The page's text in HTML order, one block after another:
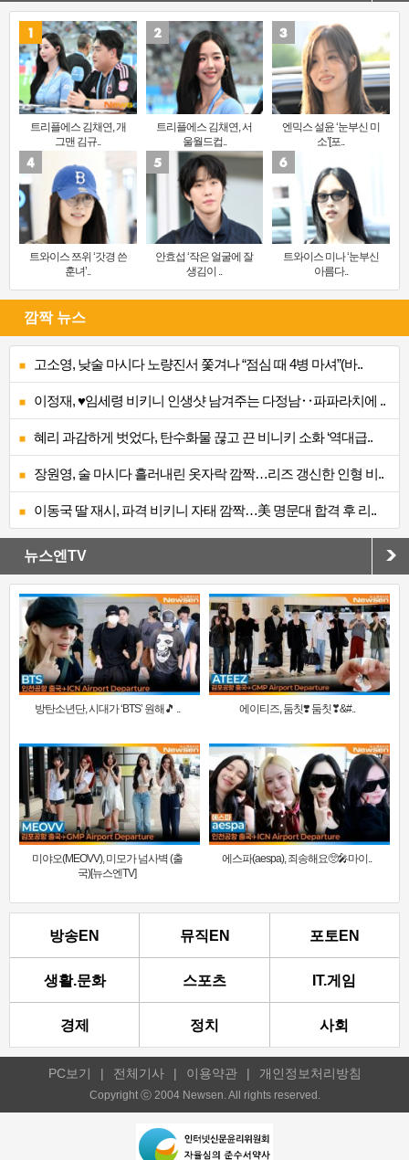
트리플에스 김채연, 개
그맨 김규..
트리플에스 김채연, 서
울월드컵..
엔믹스 설윤 ‘눈부신 미
소’[포..
트와이스 쯔위 ‘갓경 쓴
훈녀’..
안효섭 ‘작은 얼굴에 잘
생김이 ..
트와이스 미나 ‘눈부신
아름다..
깜짝 뉴스
고소영, 낮술 마시다 노량진서 쫓겨나 “점심 때 4병 마셔”(바..
이정재, ♥임세령 비키니 인생샷 남겨주는 다정남‥파파라치에 ..
혜리 과감하게 벗었다, 탄수화물 끊고 끈 비니키 소화 ‘역대급..
장원영, 술 마시다 흘러내린 옷자락 깜짝…리즈 갱신한 인형 비..
이동국 딸 재시, 파격 비키니 자태 깜짝…美 명문대 합격 후 리..
뉴스엔TV
방탄소년단, 시대가 ‘BTS’ 원해🎵 .. 에이티즈, 둠칫❣️ 둠칫❣&#..
미야오(MEOVV), 미모가 넘사벽 (출
국)[뉴스엔TV]
에스파(aespa), 죄송해요🥺🎤마이..
방송EN 뮤직EN 포토EN
생활.문화 스포츠 IT.게임
경제 정치 사회
PC보기 | 전체기사 | 이용약관 | 개인정보처리방침
Copyright ⓒ 2004 Newsen. All rights reserved.